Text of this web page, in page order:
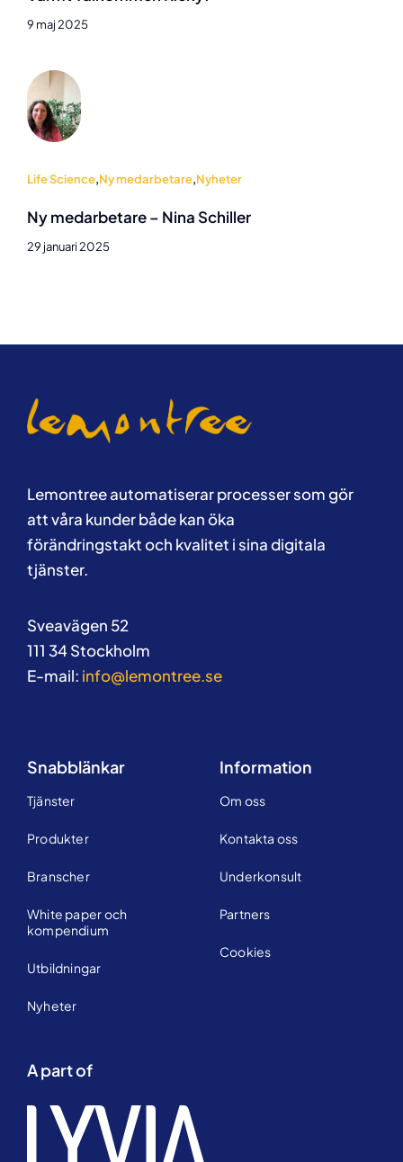
9 maj 2025
Life Science,Ny medarbetare,Nyheter
Ny medarbetare – Nina Schiller
29 januari 2025
Lemontree automatiserar processer som gör
att våra kunder både kan öka
förändringstakt och kvalitet i sina digitala
tjänster.
Sveavägen 52
111 34 Stockholm
E-mail: info@lemontree.se
Snabblänkar
Tjänster
Produkter
Branscher
White paper och
kompendium
Utbildningar
Nyheter
Information
Om oss
Kontakta oss
Underkonsult
Partners
Cookies
A part of